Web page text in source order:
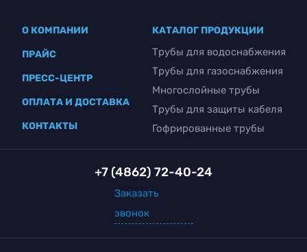
О КОМПАНИИ
ПРАЙС
ПРЕСС-ЦЕНТР
ОПЛАТА И ДОСТАВКА
КОНТАКТЫ
КАТАЛОГ ПРОДУКЦИИ
Трубы для водоснабжения
Трубы для газоснабжения
Многослойные трубы
Трубы для защиты кабеля
Гофрированные трубы
+7 (4862) 72-40-24
Заказать
звонок